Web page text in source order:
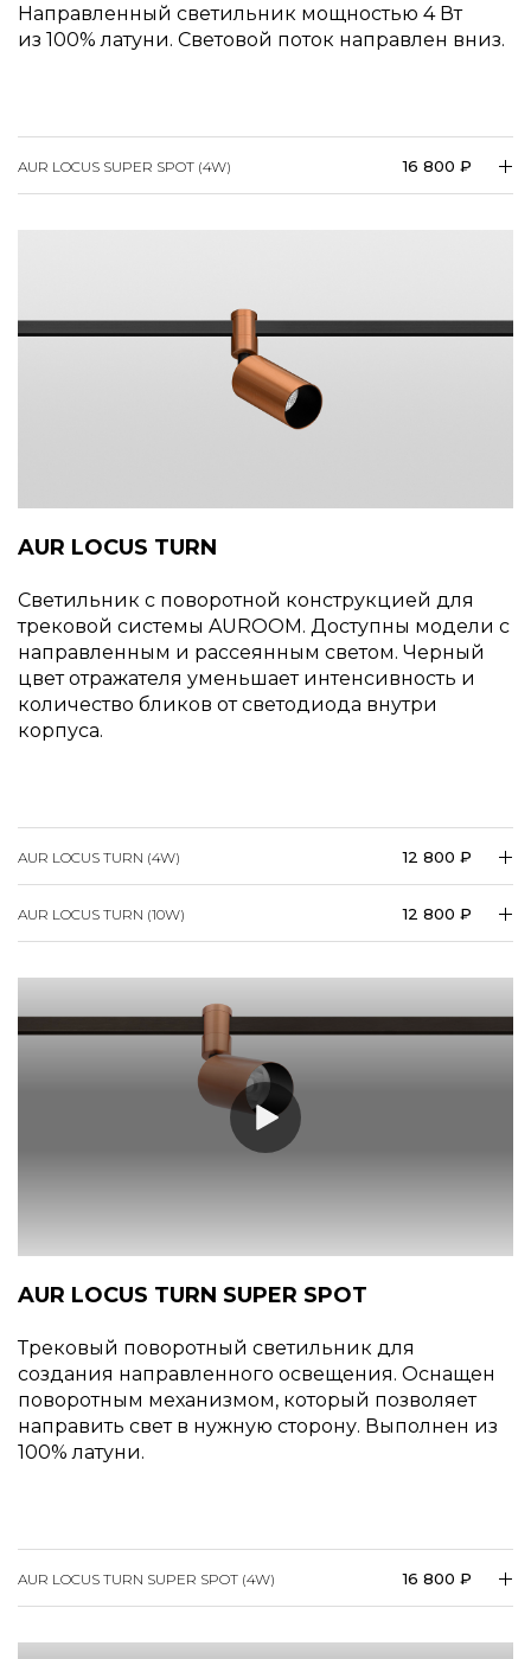
из 100% латуни. Световой поток направлен вниз.
AUR LOCUS SUPER SPOT (4W) 16 800 ₽
трековой системы AUROOM. Доступны модели с
направленным и рассеянным светом. Черный
цвет отражателя уменьшает интенсивность и
количество бликов от светодиода внутри
корпуса.
AUR LOCUS TURN (4W) 12 800 ₽
AUR LOCUS TURN (10W) 12 800 ₽
создания направленного освещения. Оснащен
поворотным механизмом, который позволяет
направить свет в нужную сторону. Выполнен из
100% латуни.
AUR LOCUS TURN SUPER SPOT (4W) 16 800 ₽